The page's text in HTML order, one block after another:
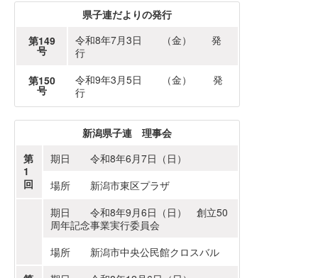
県子連だよりの発行
第149
号
令和8年7月3日 （金） 発
行
第150
号
令和9年3月5日 （金） 発
行
新潟県子連 理事会
第
1
回
期日 令和8年6月7日（日）
場所 新潟市東区プラザ
期日 令和8年9月6日（日） 創立50
周年記念事業実行委員会
場所 新潟市中央公民館クロスバル